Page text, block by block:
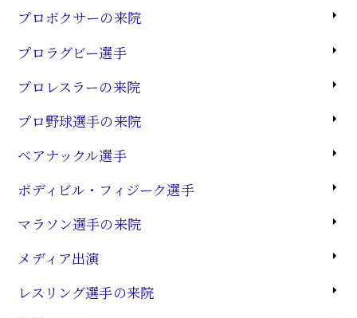
プロボクサーの来院
プロラグビー選手
プロレスラーの来院
プロ野球選手の来院
ベアナックル選手
ボディビル・フィジーク選手
マラソン選手の来院
メディア出演
レスリング選手の来院